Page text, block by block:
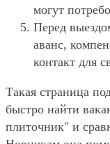
могут
Перед
аванс,
контакт для
Такая страница
быстро найти
плиточник" и